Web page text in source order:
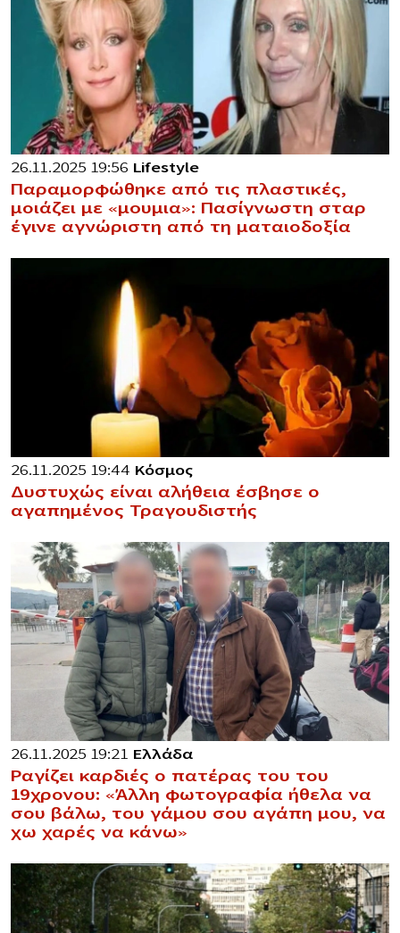
26.11.2025 19:56 Lifestyle
Παραμορφώθηκε από τις πλαστικές,
μοιάζει με «μoυμια»: Πασίγνωστη σταρ
έγινε αγνώριστη από τη ματαιοδοξία
26.11.2025 19:44 Κόσμος
Δυστυχώς είναι αλήθεια έσβησε ο
αγαπημένος Τραγουδιστής
26.11.2025 19:21 Ελλάδα
Ραγίζει καρδιές ο πατέρας του του
19χρονου: «Άλλη φωτογραφία ήθελα να
σου βάλω, του γάμου σου αγάπη μου, να
χω χαρές να κάνω»